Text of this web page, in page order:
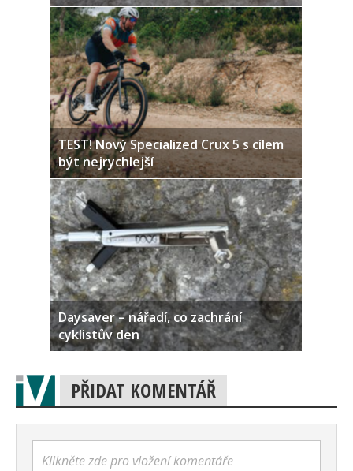
TEST! Nový Specialized Crux 5 s cílem
být nejrychlejší
Daysaver – nářadí, co zachrání
cyklistův den
PŘIDAT KOMENTÁŘ
Klikněte zde pro vložení komentáře